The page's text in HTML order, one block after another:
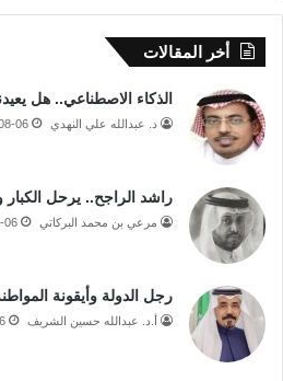
أخر المقالات
الذكاء الاصطناعي.. هل
د. عبدالله علي النهدي 06
راشد الراجح.. يرحل الكبار
مرعي بن محمد البركاتي 06
رجل الدولة وأيقونة
أ.د. عبدالله حسين الشريف